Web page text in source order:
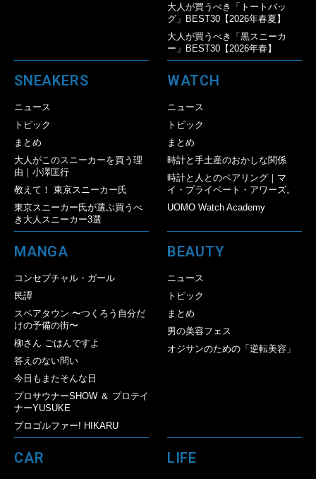
大人が買うべき「トートバッ
グ」BEST30【2026年春夏】
大人が買うべき「黒スニーカ
ー」BEST30【2026年春】
SNEAKERS
ニュース
トピック
まとめ
大人がこのスニーカーを買う理
由｜小澤匡行
教えて！ 東京スニーカー氏
東京スニーカー氏が選ぶ買うべ
き大人スニーカー3選
WATCH
ニュース
トピック
まとめ
時計と手土産のおかしな関係
時計と人とのペアリング｜マ
イ・プライベート・アワーズ。
UOMO Watch Academy
MANGA
コンセプチャル・ガール
民譚
スペアタウン 〜つくろう自分だ
けの予備の街〜
柳さん ごはんですよ
答えのない問い
今日もまたそんな日
プロサウナーSHOW ＆ プロテイ
ナーYUSUKE
プロゴルファー! HIKARU
BEAUTY
ニュース
トピック
まとめ
男の美容フェス
オジサンのための「逆転美容」
CAR LIFE